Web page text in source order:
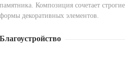
памятника. Композиция сочетает
формы декоративных элементов.
Благоустройство